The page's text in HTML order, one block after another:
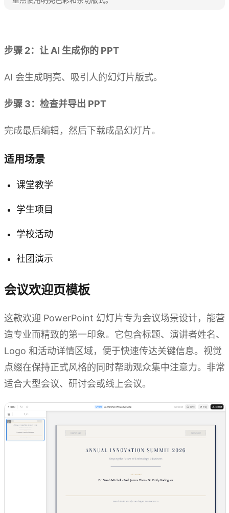
步骤 2：让 AI 生成你的 PPT
AI 会生成明亮、吸引人的幻灯片版式。
步骤 3：检查并导出 PPT
完成最后编辑，然后下载成品幻灯片。
适用场景
课堂教学
学生项目
学校活动
社团演示
会议欢迎页模板
这款欢迎 PowerPoint 幻灯片专为会议场景设计，能营
造专业而精致的第一印象。它包含标题、演讲者姓名、
Logo 和活动详情区域，便于快速传达关键信息。视觉
点缀在保持正式风格的同时帮助观众集中注意力。非常
适合大型会议、研讨会或线上会议。